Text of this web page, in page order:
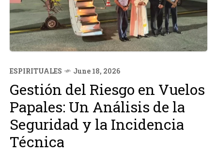
ESPIRITUALES June 18, 2026
Gestión del Riesgo en Vuelos
Papales: Un Análisis de la
Seguridad y la Incidencia
Técnica